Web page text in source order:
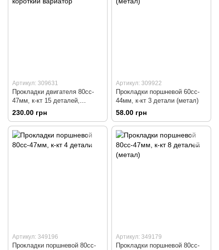
Артикул: 309631
Прокладки двигателя 80cc-
47мм, к-кт 15 деталей,
короткий вариатор
230.00 грн
Артикул: 309922
Прокладки поршневой 60cc-
44мм, к-кт 3 детали (метал)
58.00 грн
Артикул: 349196
Прокладки поршневой 80cc-
Артикул: 349179
Прокладки поршневой 80cc-